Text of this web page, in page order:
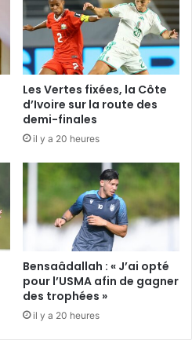
Les Vertes fixées, la Côte
d’Ivoire sur la route des
demi-finales
il y a 20 heures
Bensaâdallah : « J’ai opté
pour l’USMA afin de gagner
des trophées »
il y a 20 heures